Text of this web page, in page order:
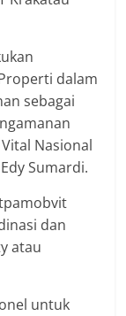
dalam
sebagai
Nasional
Sumardi.
dan
atau
untuk